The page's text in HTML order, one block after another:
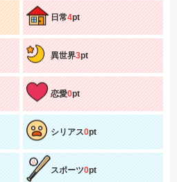
日常4pt
異世界3pt
恋愛0pt
シリアス0pt
スポーツ0pt